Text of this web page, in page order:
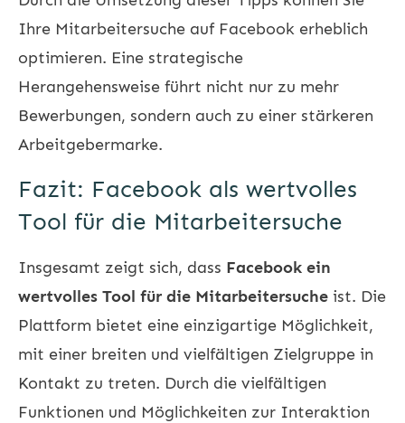
Ihre Mitarbeitersuche auf Facebook erheblich
optimieren. Eine strategische
Herangehensweise führt nicht nur zu mehr
Bewerbungen, sondern auch zu einer stärkeren
Arbeitgebermarke.
Fazit: Facebook als wertvolles
Tool für die Mitarbeitersuche
Insgesamt zeigt sich, dass Facebook ein
wertvolles Tool für die Mitarbeitersuche ist. Die
Plattform bietet eine einzigartige Möglichkeit,
mit einer breiten und vielfältigen Zielgruppe in
Kontakt zu treten. Durch die vielfältigen
Funktionen und Möglichkeiten zur Interaktion